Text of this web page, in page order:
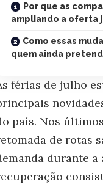
Por que as
ampliando a oferta
Como essas
quem ainda
férias de julho
país. Nos
de rotas
durante